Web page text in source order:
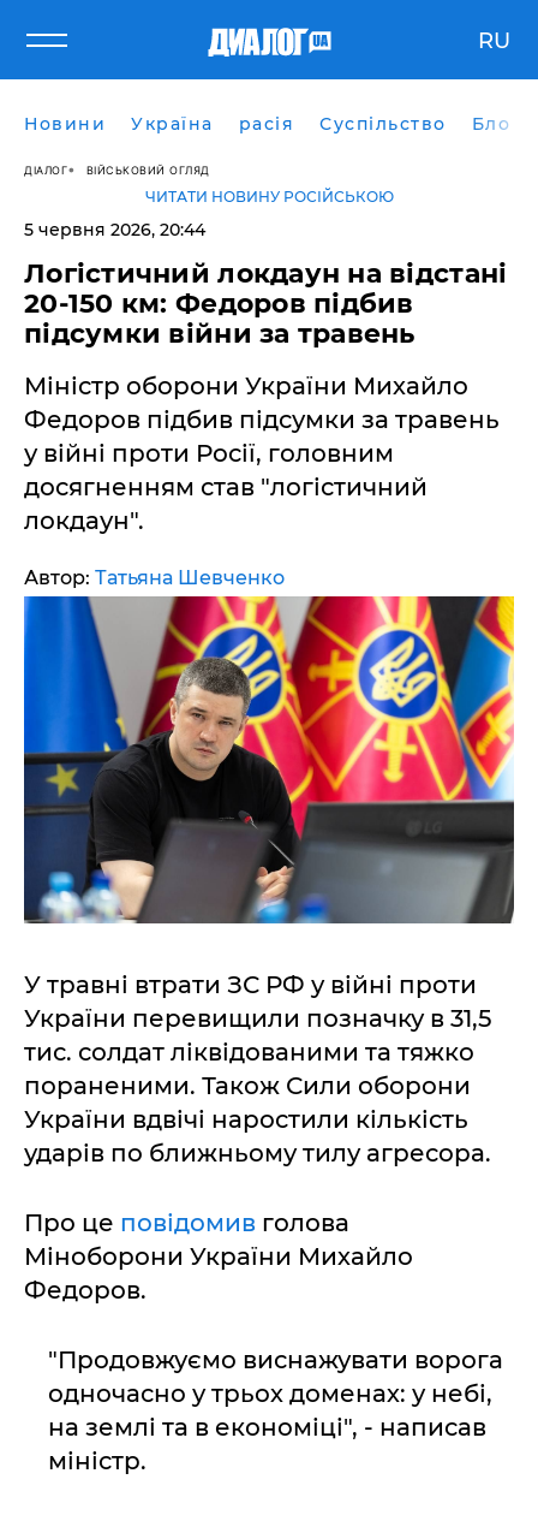
RU
Новини Україна расія Суспільство Блоги
ДІАЛОГ ВІЙСЬКОВИЙ ОГЛЯД
ЧИТАТИ НОВИНУ РОСІЙСЬКОЮ
5 червня 2026, 20:44
​Логістичний локдаун на відстані
20-150 км: Федоров підбив
підсумки війни за травень
Міністр оборони України Михайло
Федоров підбив підсумки за травень
у війні проти Росії, головним
досягненням став "логістичний
локдаун".
Автор: Татьяна Шевченко
У травні втрати ЗС РФ у війні проти
України перевищили позначку в 31,5
тис. солдат ліквідованими та тяжко
пораненими. Також Сили оборони
України вдвічі наростили кількість
ударів по ближньому тилу агресора.
Про це повідомив голова
Міноборони України Михайло
Федоров.
"Продовжуємо виснажувати ворога
одночасно у трьох доменах: у небі,
на землі та в економіці", - написав
міністр.